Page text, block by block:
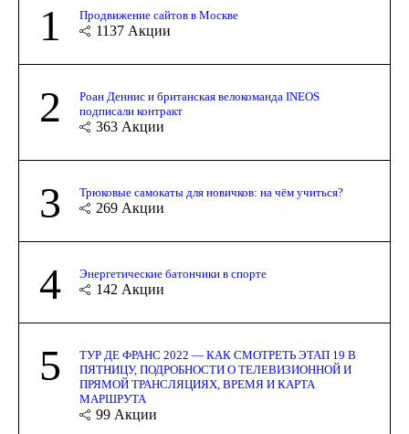
1 Продвижение сайтов в Москве
1137 Акции
2
Роан Деннис и британская велокоманда INEOS
подписали контракт
363 Акции
3 Трюковые самокаты для новичков: на чём учиться?
269 Акции
4 Энергетические батончики в спорте
142 Акции
5
ТУР ДЕ ФРАНС 2022 — КАК СМОТРЕТЬ ЭТАП 19 В
ПЯТНИЦУ, ПОДРОБНОСТИ О ТЕЛЕВИЗИОННОЙ И
ПРЯМОЙ ТРАНСЛЯЦИЯХ, ВРЕМЯ И КАРТА
МАРШРУТА
99 Акции